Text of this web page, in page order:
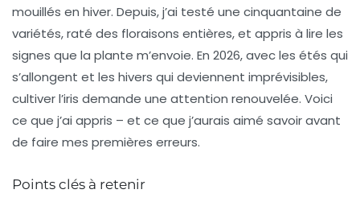
mouillés en hiver. Depuis, j’ai testé une cinquantaine de
variétés, raté des floraisons entières, et appris à lire les
signes que la plante m’envoie. En 2026, avec les étés qui
s’allongent et les hivers qui deviennent imprévisibles,
cultiver l’iris demande une attention renouvelée. Voici
ce que j’ai appris – et ce que j’aurais aimé savoir avant
de faire mes premières erreurs.
Points clés à retenir